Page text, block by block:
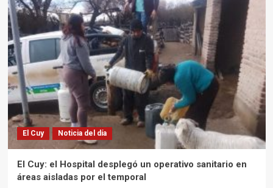
El Cuy Noticia del día
El Cuy: el Hospital desplegó un operativo sanitario en
áreas aisladas por el temporal